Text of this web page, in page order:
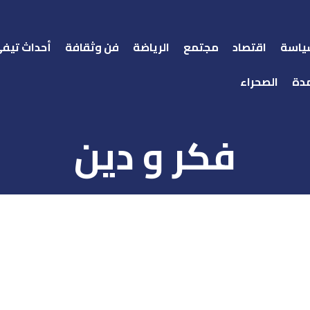
اقتصاد مجتمع الرياضة فن وثقافة
أحداث
الصحراء
فكر و دين